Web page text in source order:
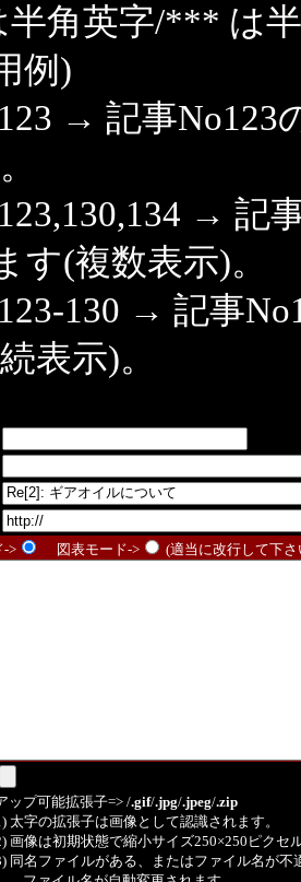
半角英字/*** は
例)
→ 記事No123
→ 記
す(複数表示)。
130 → 記事
表示)。
->
図表モード-> (適当に改行して下
ップ可能拡張子=> /.gif/.jpg/.jpeg/.zip
太字の拡張子は画像として認識されます。
画像は初期状態で縮小サイズ250×250ピクセ
同名ファイルがある、またはファイル名が不